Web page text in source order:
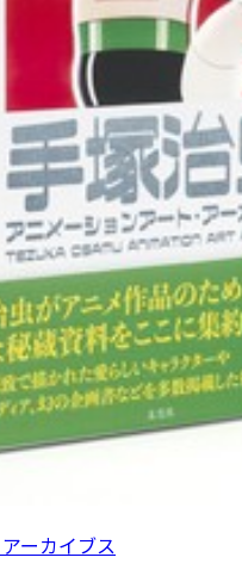
ーカイブス